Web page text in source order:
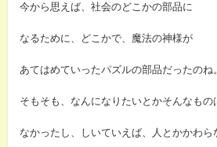
今から思えば、社会のどこかの部品に
なるために、どこかで、魔法の神様が
あてはめていったパズルの部品だったのね。
そもそも、なんになりたいとかそんなもの
なかったし、しいていえば、人とかかわら